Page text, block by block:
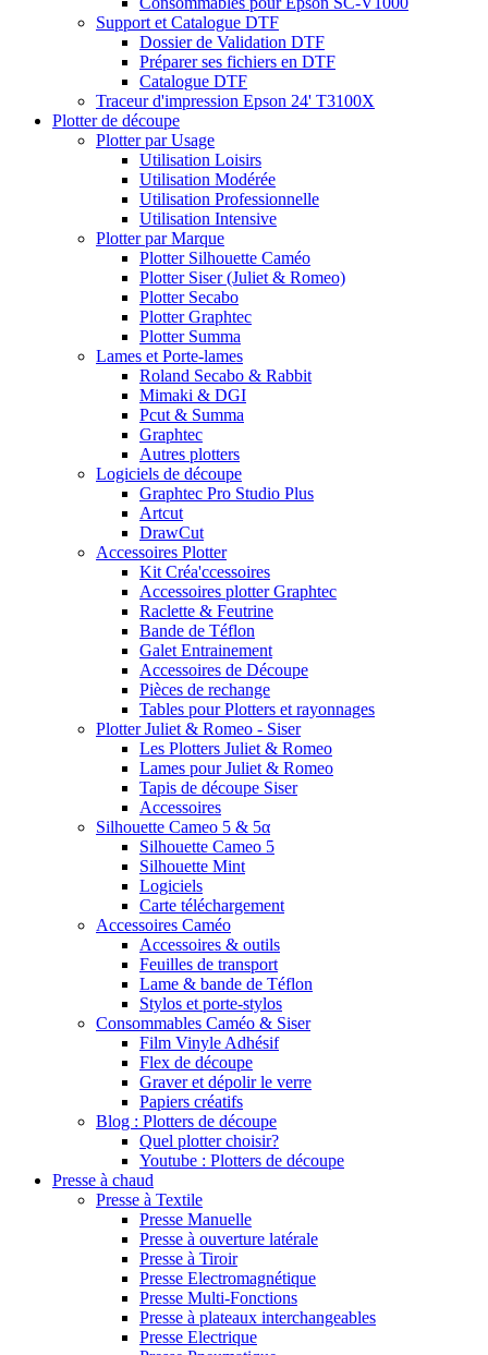
Support et Catalogue DTF
Dossier de Validation DTF
Préparer ses fichiers en DTF
Catalogue DTF
Traceur d'impression Epson 24' T3100X
Plotter de découpe
Plotter par Usage
Utilisation Loisirs
Utilisation Modérée
Utilisation Professionnelle
Utilisation Intensive
Plotter par Marque
Plotter Silhouette Caméo
Plotter Siser (Juliet & Romeo)
Plotter Secabo
Plotter Graphtec
Plotter Summa
Lames et Porte-lames
Roland Secabo & Rabbit
Mimaki & DGI
Pcut & Summa
Graphtec
Autres plotters
Logiciels de découpe
Graphtec Pro Studio Plus
Artcut
DrawCut
Accessoires Plotter
Kit Créa'ccessoires
Accessoires plotter Graphtec
Raclette & Feutrine
Bande de Téflon
Galet Entrainement
Accessoires de Découpe
Pièces de rechange
Tables pour Plotters et rayonnages
Plotter Juliet & Romeo - Siser
Les Plotters Juliet & Romeo
Lames pour Juliet & Romeo
Tapis de découpe Siser
Accessoires
Silhouette Cameo 5 & 5α
Silhouette Cameo 5
Silhouette Mint
Logiciels
Carte téléchargement
Accessoires Caméo
Accessoires & outils
Feuilles de transport
Lame & bande de Téflon
Stylos et porte-stylos
Consommables Caméo & Siser
Film Vinyle Adhésif
Flex de découpe
Graver et dépolir le verre
Papiers créatifs
Blog : Plotters de découpe
Quel plotter choisir?
Youtube : Plotters de découpe
Presse à chaud
Presse à Textile
Presse Manuelle
Presse à ouverture latérale
Presse à Tiroir
Presse Electromagnétique
Presse Multi-Fonctions
Presse à plateaux interchangeables
Presse Electrique